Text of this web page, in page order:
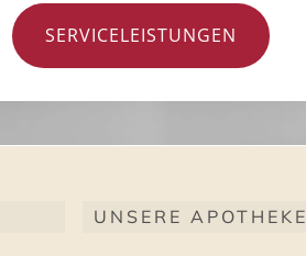
SERVICELEISTUNGEN
UNSERE APOTHEKE